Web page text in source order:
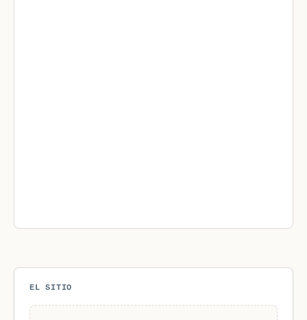
EL SITIO